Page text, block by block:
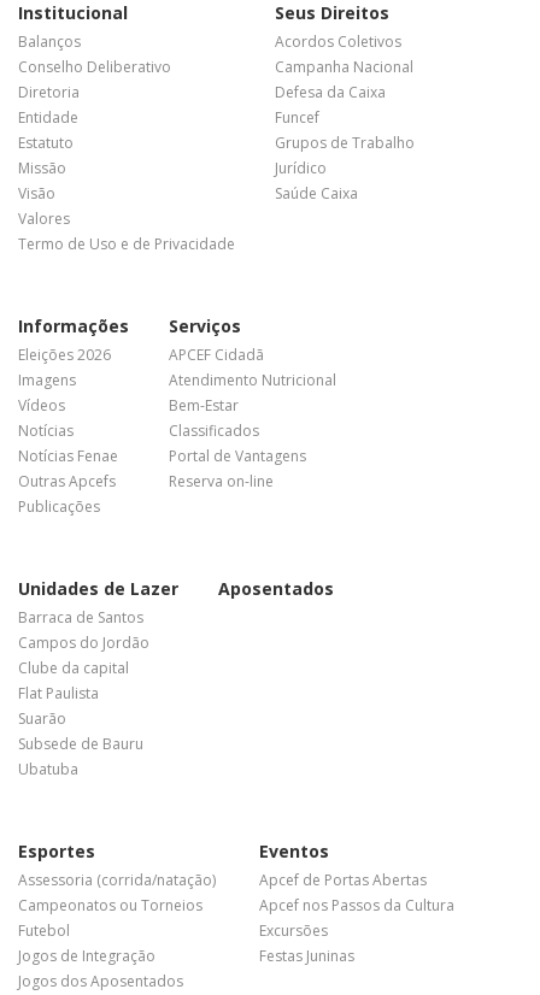
Institucional
Balanços
Conselho Deliberativo
Diretoria
Entidade
Estatuto
Missão
Visão
Valores
Termo de Uso e de Privacidade
Seus Direitos
Acordos Coletivos
Campanha Nacional
Defesa da Caixa
Funcef
Grupos de Trabalho
Jurídico
Saúde Caixa
Informações
Eleições 2026
Imagens
Vídeos
Notícias
Notícias Fenae
Outras Apcefs
Publicações
Serviços
APCEF Cidadã
Atendimento Nutricional
Bem-Estar
Classificados
Portal de Vantagens
Reserva on-line
Unidades de Lazer
Barraca de Santos
Campos do Jordão
Clube da capital
Flat Paulista
Suarão
Subsede de Bauru
Ubatuba
Aposentados
Esportes
Assessoria (corrida/natação)
Campeonatos ou Torneios
Futebol
Jogos de Integração
Jogos dos Aposentados
Eventos
Apcef de Portas Abertas
Apcef nos Passos da Cultura
Excursões
Festas Juninas